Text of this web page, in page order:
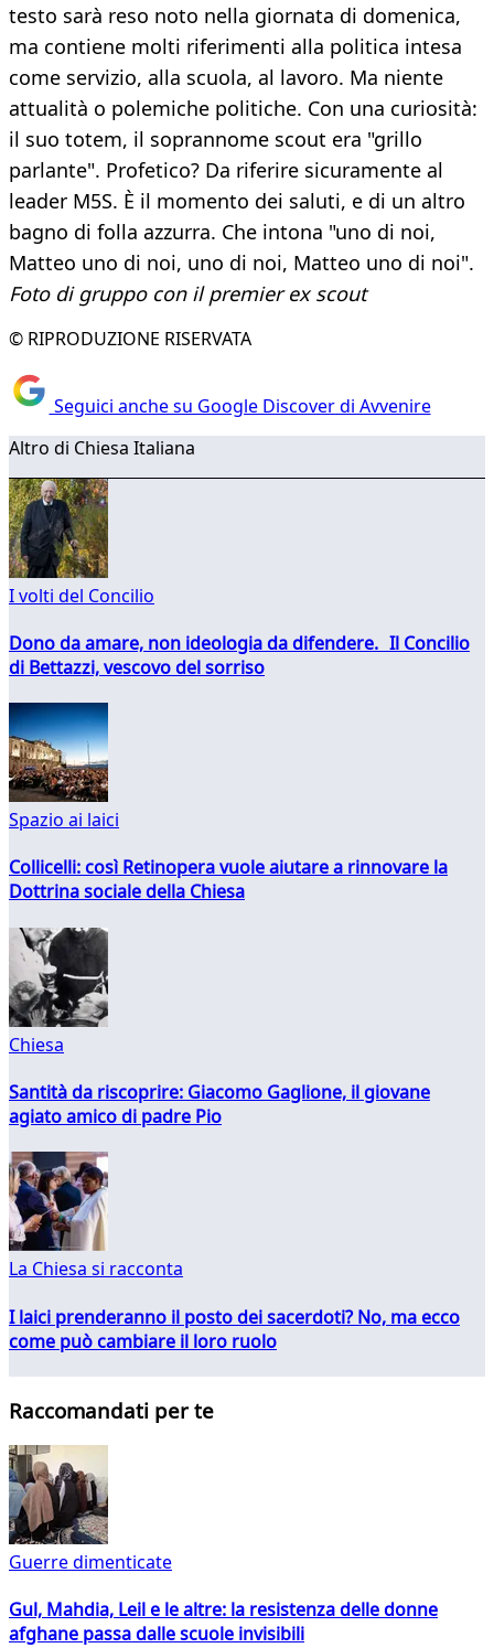
testo sarà reso noto nella giornata di domenica,
ma contiene molti riferimenti alla politica intesa
come servizio, alla scuola, al lavoro. Ma niente
attualità o polemiche politiche. Con una curiosità:
il suo totem, il soprannome scout era "grillo
parlante". Profetico? Da riferire sicuramente al
leader M5S. È il momento dei saluti, e di un altro
bagno di folla azzurra. Che intona "uno di noi,
Matteo uno di noi, uno di noi, Matteo uno di noi".
Foto di gruppo con il premier ex scout
© RIPRODUZIONE RISERVATA
Seguici anche su Google Discover di Avvenire
Altro di Chiesa Italiana
I volti del Concilio
Dono da amare, non ideologia da difendere. Il Concilio
di Bettazzi, vescovo del sorriso
Spazio ai laici
Collicelli: così Retinopera vuole aiutare a rinnovare la
Dottrina sociale della Chiesa
Chiesa
Santità da riscoprire: Giacomo Gaglione, il giovane
agiato amico di padre Pio
La Chiesa si racconta
I laici prenderanno il posto dei sacerdoti? No, ma ecco
come può cambiare il loro ruolo
Raccomandati per te
Guerre dimenticate
Gul, Mahdia, Leil e le altre: la resistenza delle donne
afghane passa dalle scuole invisibili